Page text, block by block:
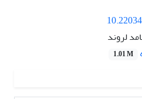
لروند
1.01 M